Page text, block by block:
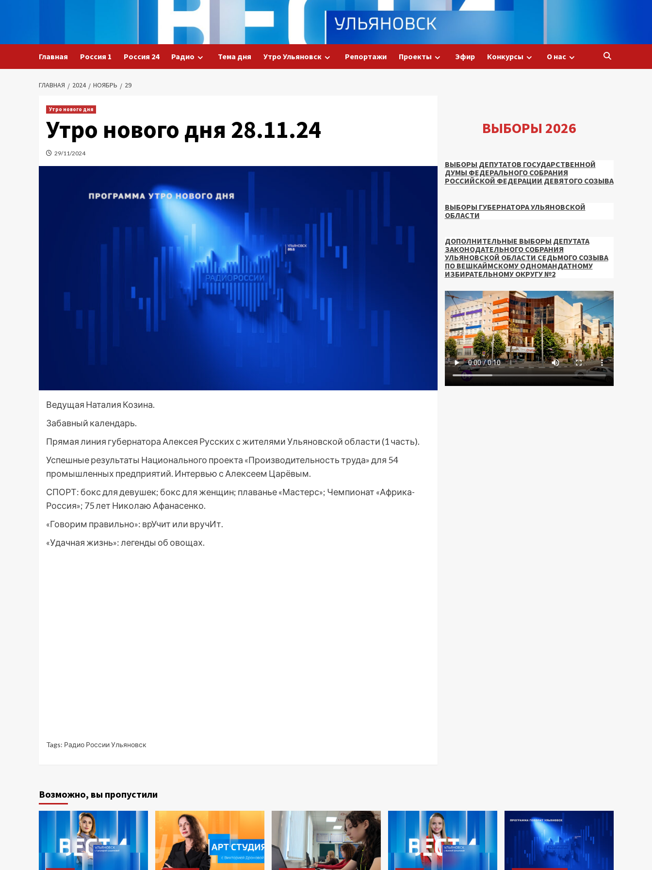
Главная Россия 1 Россия 24 Радио Тема дня Утро Ульяновск Репортажи Проекты Эфир Конкурсы О нас
ГЛАВНАЯ 2024 НОЯБРЬ 29
Утро нового дня
Утро нового дня 28.11.24
29/11/2024
Ведущая Наталия Козина.
Забавный календарь.
Прямая линия губернатора Алексея Русских с жителями Ульяновской области (1 часть).
Успешные результаты Национального проекта «Производительность труда» для 54
промышленных предприятий. Интервью с Алексеем Царёвым.
СПОРТ: бокс для девушек; бокс для женщин; плаванье «Мастерс»; Чемпионат «Африка-
Россия»; 75 лет Николаю Афанасенко.
«Говорим правильно»: врУчит или вручИт.
«Удачная жизнь»: легенды об овощах.
Tags: Радио России Ульяновск
ВЫБОРЫ 2026
ВЫБОРЫ ДЕПУТАТОВ ГОСУДАРСТВЕННОЙ
ДУМЫ ФЕДЕРАЛЬНОГО СОБРАНИЯ
РОССИЙСКОЙ ФЕДЕРАЦИИ ДЕВЯТОГО СОЗЫВА
ВЫБОРЫ ГУБЕРНАТОРА УЛЬЯНОВСКОЙ
ОБЛАСТИ
ДОПОЛНИТЕЛЬНЫЕ ВЫБОРЫ ДЕПУТАТА
ЗАКОНОДАТЕЛЬНОГО СОБРАНИЯ
УЛЬЯНОВСКОЙ ОБЛАСТИ СЕДЬМОГО СОЗЫВА
ПО ВЕШКАЙМСКОМУ ОДНОМАНДАТНОМУ
ИЗБИРАТЕЛЬНОМУ ОКРУГУ №2
Возможно, вы пропустили